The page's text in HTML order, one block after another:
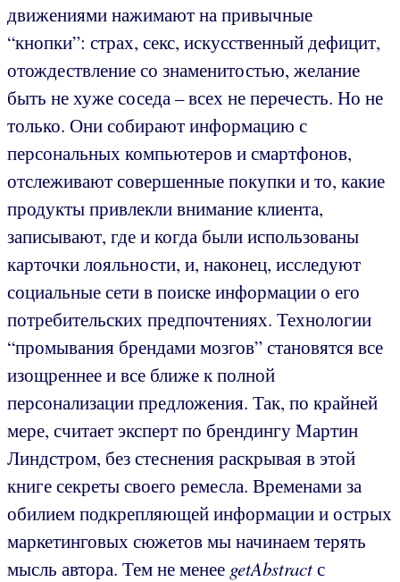
движениями нажимают на привычные
“кнопки”: страх, секс, искусственный дефицит,
отождествление со знаменитостью, желание
быть не хуже соседа – всех не перечесть. Но не
только. Они собирают информацию с
персональных компьютеров и смартфонов,
отслеживают совершенные покупки и то, какие
продукты привлекли внимание клиента,
записывают, где и когда были использованы
карточки лояльности, и, наконец, исследуют
социальные сети в поиске информации о его
потребительских предпочтениях. Технологии
“промывания брендами мозгов” становятся все
изощреннее и все ближе к полной
персонализации предложения. Так, по крайней
мере, считает эксперт по брендингу Мартин
Линдстром, без стеснения раскрывая в этой
книге секреты своего ремесла. Временами за
обилием подкрепляющей информации и острых
маркетинговых сюжетов мы начинаем терять
мысль автора. Тем не менее getAbstractс